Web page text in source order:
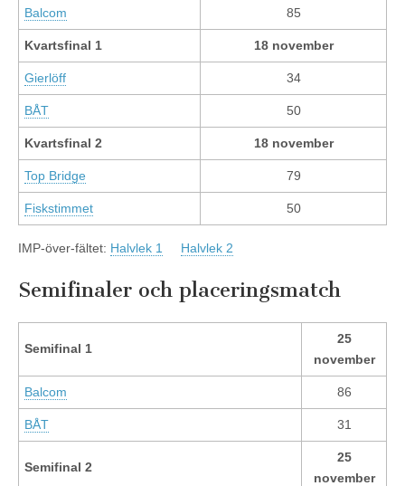
Balcom 85
Kvartsfinal 1 18 november
Gierlöff 34
BÅT 50
Kvartsfinal 2 18 november
Top Bridge 79
Fiskstimmet 50
IMP-över-fältet: Halvlek 1 Halvlek 2
Semifinaler och placeringsmatch
Semifinal 1
25
november
Balcom 86
BÅT 31
Semifinal 2
25
november